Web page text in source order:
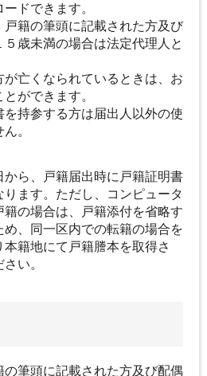
ドできます。
籍の筆頭に記載された方及び
歳未満の場合は法定代理人と
亡くなられているときは、お
ができます。
持参する方は届出人以外の使
。
ら、戸籍届出時に戸籍証明書
ます。ただし、コンピュータ
籍の場合は、戸籍添付を省略す
め、同一区内での転籍の場合を
本籍地にて戸籍謄本を取得さ
い。
の筆頭に記載された方及び配偶